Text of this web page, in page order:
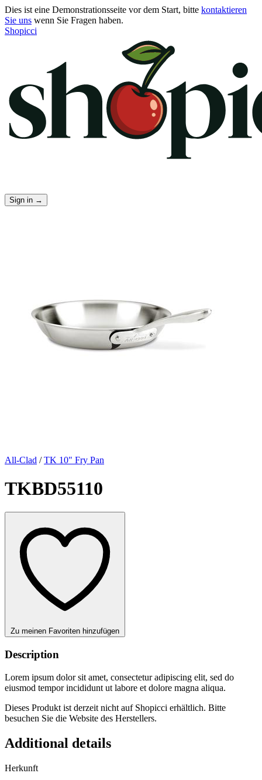
Dies ist eine Demonstrationsseite vor dem Start, bitte kontaktieren
Sie uns wenn Sie Fragen haben.
Shopicci
Sign in →
All-Clad /TK 10" Fry Pan
TKBD55110
Zu meinen Favoriten hinzufügen
Description
Lorem ipsum dolor sit amet, consectetur adipiscing elit, sed do
eiusmod tempor incididunt ut labore et dolore magna aliqua.
Dieses Produkt ist derzeit nicht auf Shopicci erhältlich. Bitte
besuchen Sie die Website des Herstellers.
Additional details
Herkunft